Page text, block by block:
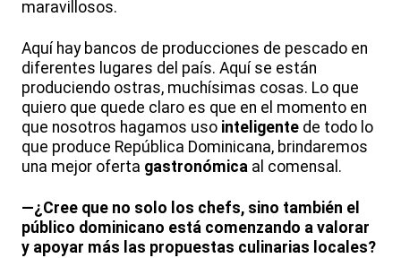
maravillosos.
Aquí hay bancos de producciones de pescado en
diferentes lugares del país. Aquí se están
produciendo ostras, muchísimas cosas. Lo que
quiero que quede claro es que en el momento en
que nosotros hagamos uso inteligente de todo lo
que produce República Dominicana, brindaremos
una mejor oferta gastronómica al comensal.
—¿Cree que no solo los chefs, sino también el
público dominicano está comenzando a valorar
y apoyar más las propuestas culinarias locales?